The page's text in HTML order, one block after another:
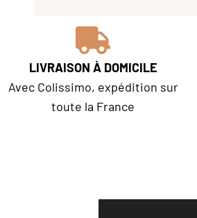
LIVRAISON À DOMICILE
Avec Colissimo, expédition sur
toute la France